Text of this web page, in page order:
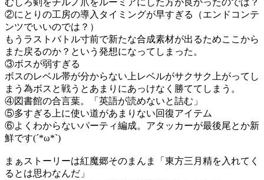
むしろ剣をチルノ爪をルーミアにした方が良かったのでは？
②にとりの工房の導入タイミングが早すぎる（エンドコンテ
ンツでいいのでは？）
もうラストバトル寸前で新たな合成素材が出るためここから
また戻るのか？という発想になってしまった。
③ボスが弱すぎる
ボスのレベル帯が分からない上レベルがサクサク上がってし
まう為ボスと戦うとあまりにあっけなく勝ててしまう。
④図書館の合言葉。「英語が読めないと詰む」
⑤多すぎる上に使い道があまりない回復アイテム
⑥よくわからないパーティ編成。アタッカーが最後尾とか新
鮮です(´*ω*`)
まぁストーリーは紅魔郷そのまんま「東方三月精を入れてく
るとは思わなんだ」